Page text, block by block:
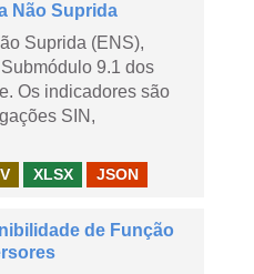
Não Suprida
Suprida (ENS),
9.1 dos
Os indicadores são
SIN,
XLSX JSON
de Função